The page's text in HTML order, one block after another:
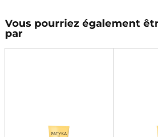
Vous pourriez également
par